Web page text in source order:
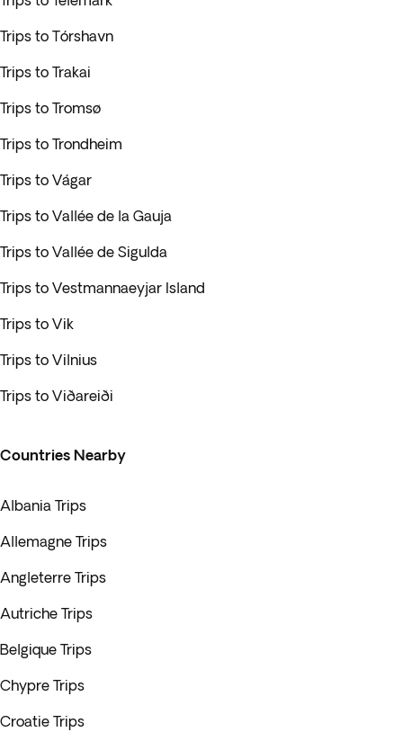
Trips to Tórshavn
Trips to Trakai
Trips to Tromsø
Trips to Trondheim
Trips to Vágar
Trips to Vallée de la Gauja
Trips to Vallée de Sigulda
Trips to Vestmannaeyjar Island
Trips to Vik
Trips to Vilnius
Trips to Viðareiði
Countries Nearby
Albania Trips
Allemagne Trips
Angleterre Trips
Autriche Trips
Belgique Trips
Chypre Trips
Croatie Trips